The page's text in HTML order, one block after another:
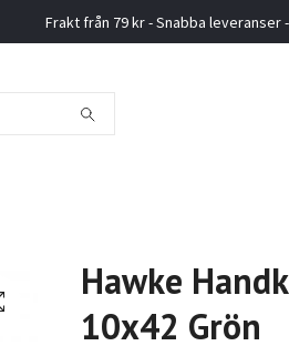
Frakt från 79 kr - Snabba
Hawke
10x42 Grön